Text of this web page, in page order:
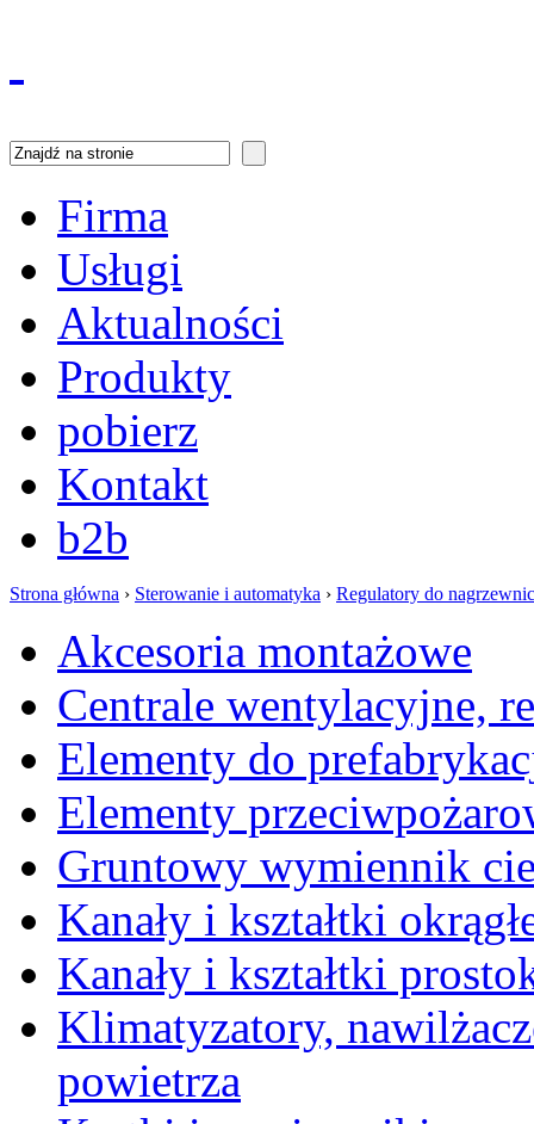
Firma
Usługi
Aktualności
Produkty
pobierz
Kontakt
b2b
Strona główna › Sterowanie i automatyka › Regulatory do
Akcesoria montażowe
Centrale wentylacyjne,
Elementy do
Elementy
Gruntowy wymiennik
Kanały i kształtki
Kanały i kształtki
Klimatyzatory,
powietrza